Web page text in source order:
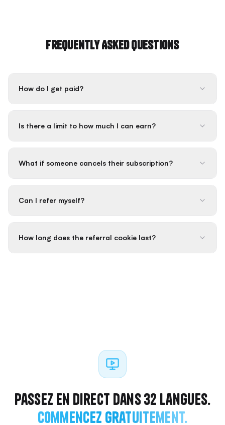
Frequently Asked Questions
How do I get paid?
Is there a limit to how much I can earn?
What if someone cancels their subscription?
Can I refer myself?
How long does the referral cookie last?
Passez en direct dans 32 langues.
Commencez gratuitement.